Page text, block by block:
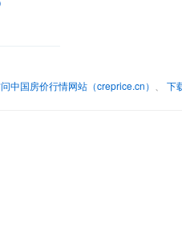
中国房价行情网站（creprice.cn） 下